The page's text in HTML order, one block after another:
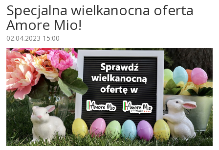
Specjalna wielkanocna oferta
Amore Mio!
02.04.2023 15:00